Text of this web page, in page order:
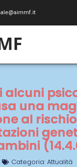
alcuni
una
al
Categoria: Attualità